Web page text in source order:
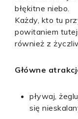
błękitne niebo.
Każdy, kto tu
powitaniem
również z
Główne
pływaj,
się